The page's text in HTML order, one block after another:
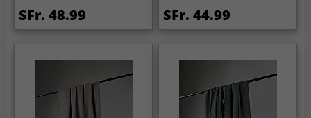
SFr. 48.99 SFr. 44.99